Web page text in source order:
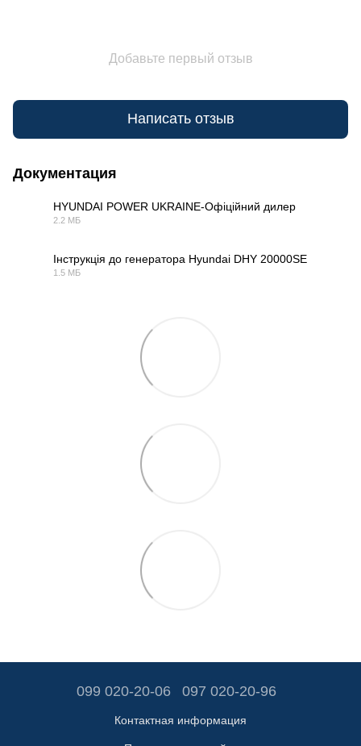
Добавьте первый отзыв
Написать отзыв
Документация
HYUNDAI POWER UKRAINE-Офіційний дилер
2.2 МБ
Інструкція до генератора Hyundai DHY 20000SE
1.5 МБ
099 020-20-06 097 020-20-96
Контактная информация